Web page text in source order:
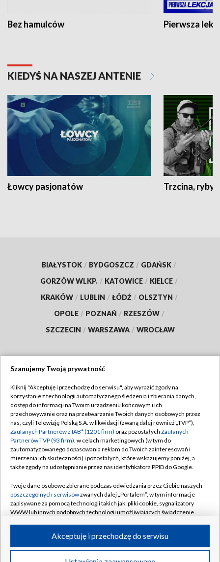
Bez hamulców Pierwsza
KIEDYŚ NA NASZEJ ANTENIE
Łowcy pasjonatów Trzcina, ryby
BIAŁYSTOK / BYDGOSZCZ / GDAŃSK /
GORZÓW WLKP. / KATOWICE / KIELCE /
KRAKÓW / LUBLIN / ŁÓDŹ / OLSZTYN /
OPOLE / POZNAŃ / RZESZÓW /
SZCZECIN / WARSZAWA / WROCŁAW
TVP
Abonament TVP
Emisja w TVP
Centrum informacji TVP
Naziemna Telewizja Cyfrowa
Rada Programowa
System NOS
Informacje o nadawcy
Program dla prasy
Regulamin TVP
Polityka prywatności
Moje zgody
Pomoc
Kontakt
Kanały
©2026 Telewizja Polska S.A. w likwidacji
Szanujemy Twoją prywatność
Kliknij "Akceptuję i przechodzę do serwisu", aby wyrazić zgody na
korzystanie z technologii automatycznego śledzenia i zbierania danych,
dostęp do informacji na Twoim urządzeniu końcowym i ich
przechowywanie oraz na przetwarzanie Twoich danych osobowych przez
nas, czyli Telewizję Polską S.A. w likwidacji (zwaną dalej również „TVP”),
Zaufanych Partnerów z IAB* (1201 firm) oraz pozostałych Zaufanych
Partnerów TVP (93 firm), w celach marketingowych (w tym do
zautomatyzowanego dopasowania reklam do Twoich zainteresowań i
mierzenia ich skuteczności) i pozostałych, które wskazujemy poniżej, a
także zgody na udostępnianie przez nas identyfikatora PPID do Google.
Twoje dane osobowe zbierane podczas odwiedzania przez Ciebie naszych
poszczególnych serwisówzwanych dalej „Portalem”, w tym informacje
zapisywane za pomocą technologii takich jak: pliki cookie, sygnalizatory
WWW lub innych podobnych technologii umożliwiających świadczenie
ruchu w Internecie.
Twoje dane osobowe zbierane podczas odwiedzania przez Ciebie
Akceptuję i przechodzę do serwisu